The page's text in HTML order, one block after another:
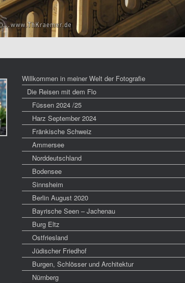
Willkommen in meiner Welt der Fotografie
Die Reisen mit dem Flo
Füssen 2024 /25
Harz September 2024
Fränkische Schweiz
Ammersee
Norddeutschland
Bodensee
Sinnsheim
Berlin August 2020
Bayrische Seen – Jachenau
Burg Eltz
Ostfriesland
Jüdischer Friedhof
Burgen, Schlösser und Architektur
Nürnberg